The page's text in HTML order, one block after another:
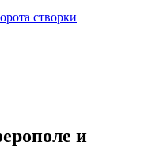
створки
и